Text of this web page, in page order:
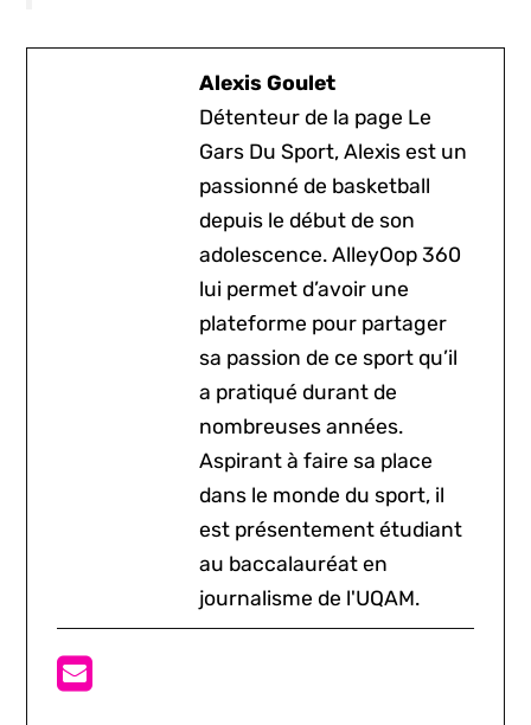
Alexis Goulet
Détenteur de la page Le
Gars Du Sport, Alexis est un
passionné de basketball
depuis le début de son
adolescence. AlleyOop 360
lui permet d’avoir une
plateforme pour partager
sa passion de ce sport qu’il
a pratiqué durant de
nombreuses années.
Aspirant à faire sa place
dans le monde du sport, il
est présentement étudiant
au baccalauréat en
journalisme de l'UQAM.